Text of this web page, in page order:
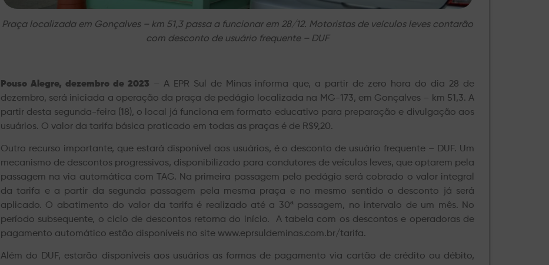
Praça localizada em Gonçalves – km 51,3 passa a funcionar em 28/12. Motoristas de veículos leves contarão
com desconto de usuário frequente – DUF
Pouso Alegre, dezembro de 2023 – A EPR Sul de Minas informa que, a partir de zero hora do dia 28 de
dezembro, será iniciada a operação da praça de pedágio localizada na MG-173, em Gonçalves – km 51,3. A
partir desta segunda-feira (18), o local já funciona em formato educativo para preparação e divulgação aos
usuários. O valor da tarifa básica praticado em todas as praças é de R$9,20.
Outro recurso importante, que estará disponível aos usuários, é o desconto de usuário frequente – DUF. Um
mecanismo de descontos progressivos, disponibilizado para condutores de veículos leves, que optarem pela
passagem na via automática com TAG. Na primeira passagem pelo pedágio será cobrado o valor integral
da tarifa e a partir da segunda passagem pela mesma praça e no mesmo sentido o desconto já será
aplicado. O abatimento do valor da tarifa é realizado até a 30ª passagem, no intervalo de um mês. No
período subsequente, o ciclo de descontos retorna do início. A tabela com os descontos e operadoras de
pagamento automático estão disponíveis no site www.eprsuldeminas.com.br/tarifa.
Além do DUF, estarão disponíveis aos usuários as formas de pagamento via cartão de crédito ou débito,